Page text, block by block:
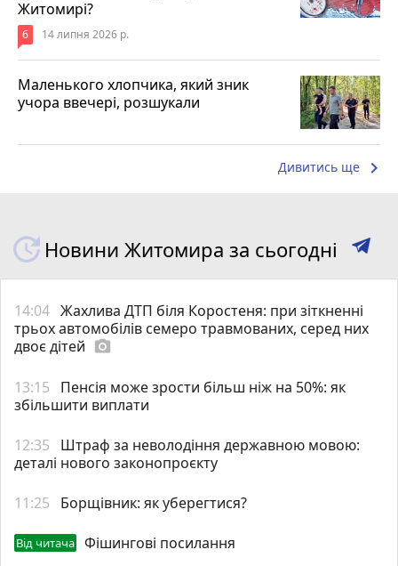
Житомирі?
6 14 липня 2026 р.
Маленького хлопчика, який зник
учора ввечері, розшукали
Дивитись ще keyboard_arrow_right
Новини Житомира за сьогодні
14:04 Жахлива ДТП біля Коростеня: при зіткненні
трьох автомобілів семеро травмованих, серед них
двоє дітей photo_camera
13:15
Пенсія може зрости більш ніж на 50%: як
збільшити виплати
12:35
Штраф за неволодіння державною мовою:
деталі нового законопроєкту
11:25 Борщівник: як уберегтися?
Від читача Фішингові посилання